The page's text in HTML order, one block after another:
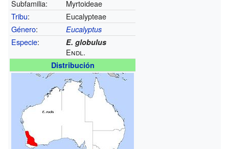
Subfamilia:
Myrtoideae
Tribu:
Eucalypteae
Género: Eucalyptus
Especie: E. globulus
Endl.
Distribución